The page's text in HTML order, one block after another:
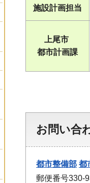
施設計画担当
上尾市
都市計画課
お問い合
都市整備部 都
郵便番号330-